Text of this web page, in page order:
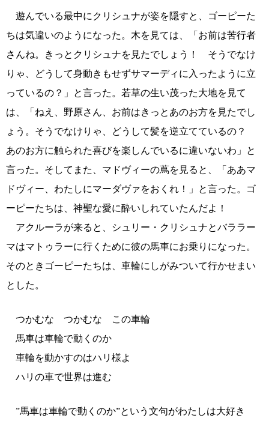
遊んでいる最中にクリシュナが姿を隠すと、ゴーピーた
ちは気違いのようになった。木を見ては、「お前は苦行者
さんね。きっとクリシュナを見たでしょう！ そうでなけ
りゃ、どうして身動きもせずサマーディに入ったように立
っているの？」と言った。若草の生い茂った大地を見て
は、「ねえ、野原さん、お前はきっとあのお方を見たでし
ょう。そうでなけりゃ、どうして髪を逆立てているの？
あのお方に触られた喜びを楽しんでいるに違いないわ」と
言った。そしてまた、マドヴィーの蔦を見ると、「ああマ
ドヴィー、わたしにマーダヴァをおくれ！」と言った。ゴ
ーピーたちは、神聖な愛に酔いしれていたんだよ！
アクルーラが来ると、シュリー・クリシュナとバララー
マはマトゥラーに行くために彼の馬車にお乗りになった。
そのときゴーピーたちは、車輪にしがみついて行かせまい
とした。
つかむな つかむな この車輪
馬車は車輪で動くのか
車輪を動かすのはハリ様よ
ハリの車で世界は進む
”馬車は車輪で動くのか”という文句がわたしは大好き